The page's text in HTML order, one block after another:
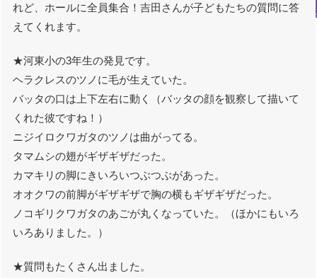
れど、ホールに全員集合！吉田さんが子どもたちの質問に答
えてくれます。
★河東小の3年生の発見です。
ヘラクレスのツノに毛が生えていた。
バッタの口は上下左右に動く（バッタの顔を観察して描いて
くれた彼ですね！）
ニジイロクワガタのツノは曲がってる。
タマムシの翅がギザギザだった。
カマキリの脚にきいろいつぶつぶがあった。
オオクワの前脚がギザギザで胸の横もギザギザだった。
ノコギリクワガタのあごが丸くなっていた。（ほかにもいろ
いろありました。）
★質問もたくさん出ました。